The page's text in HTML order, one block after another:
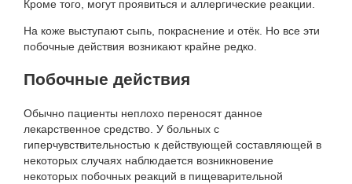
Кроме того, могут проявиться и аллергические реакции.
На коже выступают сыпь, покраснение и отёк. Но все эти
побочные действия возникают крайне редко.
Побочные действия
Обычно пациенты неплохо переносят данное
лекарственное средство. У больных с
гиперчувствительностью к действующей составляющей в
некоторых случаях наблюдается возникновение
некоторых побочных реакций в пищеварительной